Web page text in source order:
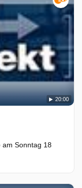
20:00
am Sonntag 18